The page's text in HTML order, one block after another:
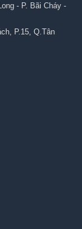
- P. Bãi Cháy -
P.15, Q.Tân